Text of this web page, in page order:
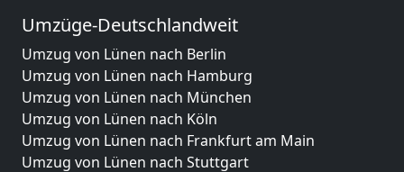
Umzüge-Deutschlandweit
Umzug von Lünen nach Berlin
Umzug von Lünen nach Hamburg
Umzug von Lünen nach München
Umzug von Lünen nach Köln
Umzug von Lünen nach Frankfurt am Main
Umzug von Lünen nach Stuttgart